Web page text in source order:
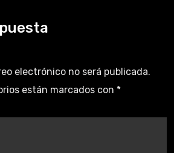
electrónico no será publicada.
están marcados con *